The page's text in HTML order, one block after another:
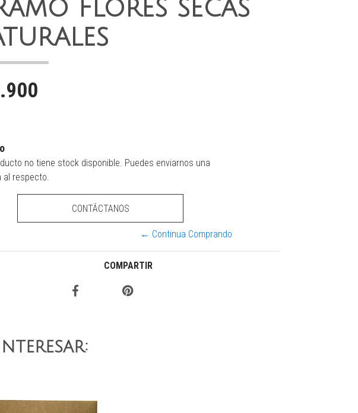
flores secas
no tiene stock disponible. Puedes enviarnos una
al respecto.
CONTÁCTANOS
← Continua Comprando
COMPARTIR